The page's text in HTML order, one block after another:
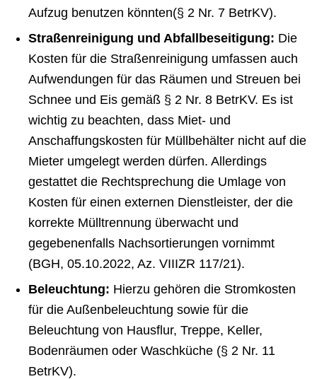
Aufzug benutzen könnten(§ 2 Nr. 7 BetrKV).
Straßenreinigung und Abfallbeseitigung: Die
Kosten für die Straßenreinigung umfassen auch
Aufwendungen für das Räumen und Streuen bei
Schnee und Eis gemäß § 2 Nr. 8 BetrKV. Es ist
wichtig zu beachten, dass Miet- und
Anschaffungskosten für Müllbehälter nicht auf die
Mieter umgelegt werden dürfen. Allerdings
gestattet die Rechtsprechung die Umlage von
Kosten für einen externen Dienstleister, der die
korrekte Mülltrennung überwacht und
gegebenenfalls Nachsortierungen vornimmt
(BGH, 05.10.2022, Az. VIIIZR 117/21).
Beleuchtung: Hierzu gehören die Strom­kos­ten
für die Außenbeleuchtung sowie für die
Beleuchtung von Hausflur, Treppe, Keller,
Bodenräumen oder Waschküche (§ 2 Nr. 11
BetrKV).